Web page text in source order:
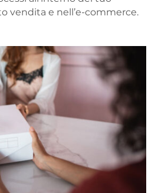
vendita e nell’e-commerce.